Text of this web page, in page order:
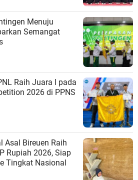
Menuju
Semangat
Raih Juara I pada
2026 di PPNS
Asal Bireuen Raih
Rupiah 2026, Siap
Tingkat Nasional